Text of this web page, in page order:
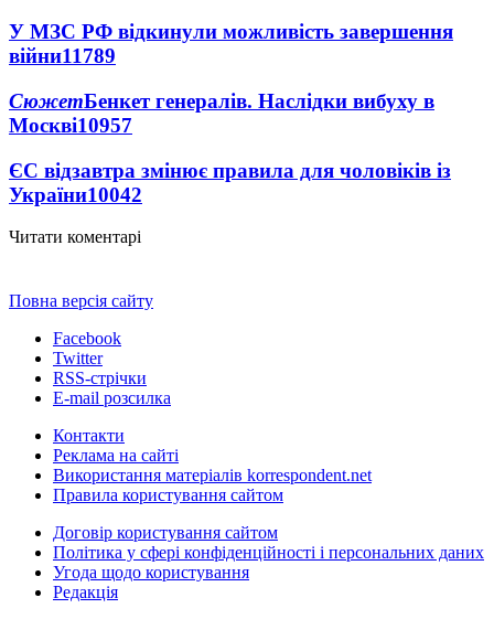
У МЗС РФ відкинули можливість завершення
війни11789
СюжетБенкет генералів. Наслідки вибуху в
Москві10957
ЄС відзавтра змінює правила для чоловіків із
України10042
Читати коментарі
Повна версія сайту
Facebook
Twitter
RSS-стрічки
E-mail розсилка
Контакти
Реклама на сайті
Використання матеріалів korrespondent.net
Правила користування сайтом
Договір користування сайтом
Політика у сфері конфіденційності і персональних даних
Угода щодо користування
Редакція